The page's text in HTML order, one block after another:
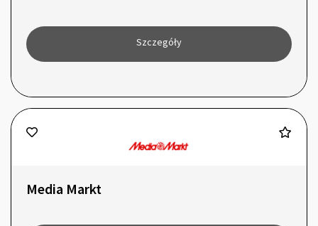
Szczegóły
Media Markt